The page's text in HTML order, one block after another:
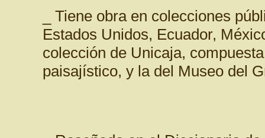
_ Tiene obra en colecciones
Estados Unidos, Ecuador,
colección de Unicaja,
paisajístico, y la del Museo del